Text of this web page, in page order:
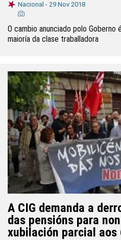
Nacional - 29 Nov 2018
O cambio anunciado polo Goberno
maioría da clase traballadora
A CIG demanda a
das pensións para
xubilación parcial aos